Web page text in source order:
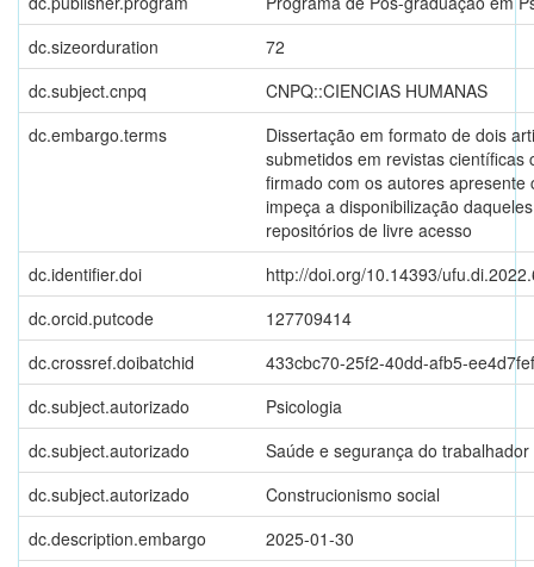
dc.sizeorduration
72
dc.subject.cnpq
CNPQ::CIENCIAS HUMANAS
dc.embargo.terms
Dissertação em formato de dois
submetidos em revistas científicas
firmado com os autores apresente
impeça a disponibilização
repositórios de livre acesso
dc.identifier.doi
http://doi.org/10.14393/
dc.orcid.putcode
127709414
dc.crossref.doibatchid
433cbc70-25f2-40dd-afb5-
dc.subject.autorizado
Psicologia
dc.subject.autorizado
Saúde e segurança do trabalhador
dc.subject.autorizado
Construcionismo social
dc.description.embargo
2025-01-30